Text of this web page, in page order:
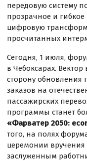
передовую систему
прозрачное и гибкое
цифровую
просчитанных
Сегодня, 1 июля,
в Чебоксарах.
сторону обновления
заказов на
пассажирских
программы станет
«Фарватер 2050:
того, на полях
церемонии вручения
заслуженным